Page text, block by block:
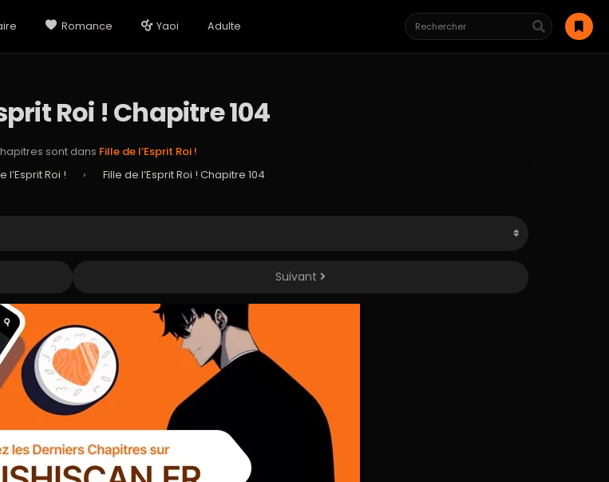
Romance Yaoi Adulte
Roi ! Chapitre 104
sont dans Fille de l’Esprit Roi !
l’Esprit Roi ! › Fille de l’Esprit Roi ! Chapitre 104
Suivant